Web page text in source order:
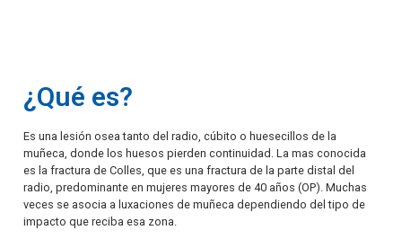
¿Qué es?
Es una lesión osea tanto del radio, cúbito o huesecillos de la
muñeca, donde los huesos pierden continuidad. La mas conocida
es la fractura de Colles, que es una fractura de la parte distal del
radio, predominante en mujeres mayores de 40 años (OP). Muchas
veces se asocia a luxaciones de muñeca dependiendo del tipo de
impacto que reciba esa zona.